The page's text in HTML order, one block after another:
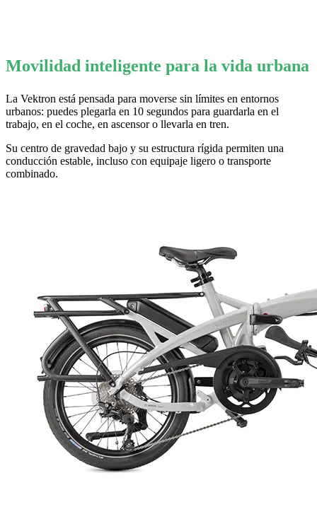
Movilidad inteligente para la vida urbana
La Vektron está pensada para moverse sin límites en entornos
urbanos: puedes plegarla en 10 segundos para guardarla en el
trabajo, en el coche, en ascensor o llevarla en tren.
Su centro de gravedad bajo y su estructura rígida permiten una
conducción estable, incluso con equipaje ligero o transporte
combinado.